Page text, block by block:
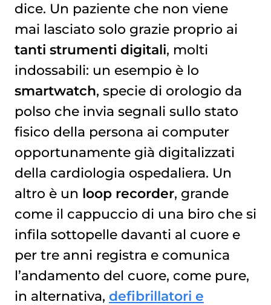
dice. Un paziente che non viene
mai lasciato solo grazie proprio ai
tanti strumenti digitali, molti
indossabili: un esempio è lo
smartwatch, specie di orologio da
polso che invia segnali sullo stato
fisico della persona ai computer
opportunamente già digitalizzati
della cardiologia ospedaliera. Un
altro è un loop recorder, grande
come il cappuccio di una biro che si
infila sottopelle davanti al cuore e
per tre anni registra e comunica
l’andamento del cuore, come pure,
in alternativa, defibrillatori e